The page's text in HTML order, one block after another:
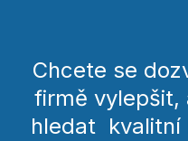
Chcete se
firmě vylepšit,
hledat kvalitní